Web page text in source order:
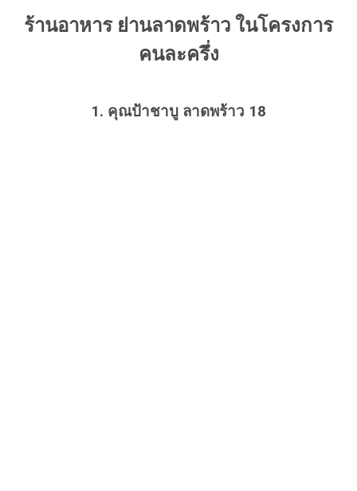
ร้านอาหาร ย่านลาดพร้าว ในโครงการ
คนละครึ่ง
1. คุณป้าชาบู ลาดพร้าว 18